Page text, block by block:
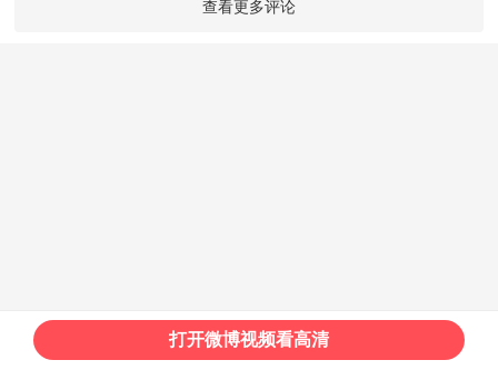
查看更多评论
打开微博视频看高清